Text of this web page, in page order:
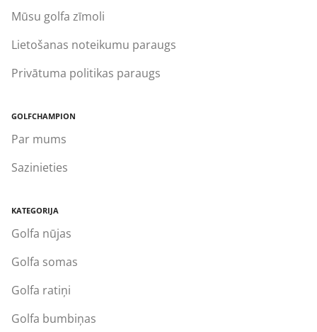
Mūsu golfa zīmoli
Lietošanas noteikumu paraugs
Privātuma politikas paraugs
GOLFCHAMPION
Par mums
Sazinieties
KATEGORIJA
Golfa nūjas
Golfa somas
Golfa ratiņi
Golfa bumbiņas